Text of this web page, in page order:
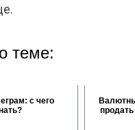
теме:
с чего